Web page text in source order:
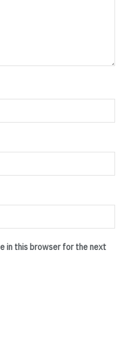
in this browser for the next